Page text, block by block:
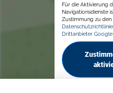
Für die Aktivierung
Navigationsdienste
Zustimmung zu den
Drittanbieter Google